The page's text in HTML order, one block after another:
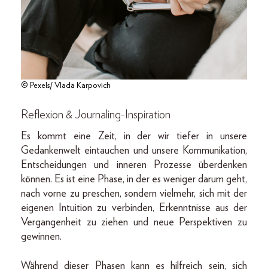
© Pexels/ Vlada Karpovich
Reflexion & Journaling-Inspiration
Es kommt eine Zeit, in der wir tiefer in unsere
Gedankenwelt eintauchen und unsere Kommunikation,
Entscheidungen und inneren Prozesse überdenken
können. Es ist eine Phase, in der es weniger darum geht,
nach vorne zu preschen, sondern vielmehr, sich mit der
eigenen Intuition zu verbinden, Erkenntnisse aus der
Vergangenheit zu ziehen und neue Perspektiven zu
gewinnen.
Während dieser Phasen kann es hilfreich sein, sich